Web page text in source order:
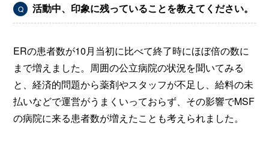
Q 活動中、印象に残っていることを教えてください。
ERの患者数が10月当初に比べて終了時にほぼ倍の数に
まで増えました。周囲の公立病院の状況を聞いてみる
と、経済的問題から薬剤やスタッフが不足し、給料の未
払いなどで運営がうまくいっておらず、その影響でMSF
の病院に来る患者数が増えたことも考えられました。